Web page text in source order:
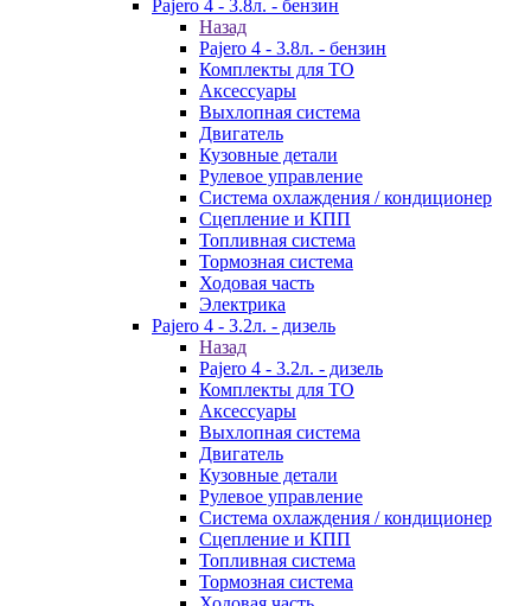
Pajero 4 - 3.8л. - бензин
Назад
Pajero 4 - 3.8л. - бензин
Комплекты для ТО
Аксессуары
Выхлопная система
Двигатель
Кузовные детали
Рулевое управление
Система охлаждения / кондиционер
Сцепление и КПП
Топливная система
Тормозная система
Ходовая часть
Электрика
Pajero 4 - 3.2л. - дизель
Назад
Pajero 4 - 3.2л. - дизель
Комплекты для ТО
Аксессуары
Выхлопная система
Двигатель
Кузовные детали
Рулевое управление
Система охлаждения / кондиционер
Сцепление и КПП
Топливная система
Тормозная система